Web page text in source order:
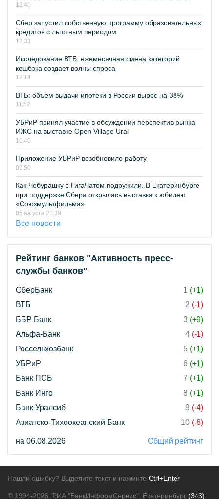
12:40
Сбер запустил собственную программу образовательных
кредитов с льготным периодом
12:33
Исследование ВТБ: ежемесячная смена категорий
кешбэка создает волны спроса
12:14
ВТБ: объем выдачи ипотеки в России вырос на 38%
11:52
УБРиР принял участие в обсуждении перспектив рынка
ИЖС на выставке Open Village Ural
10:40
Приложение УБРиР возобновило работу
09:50
Как Чебурашку с ГигаЧатом подружили. В Екатеринбурге
при поддержке Сбера открылась выставка к юбилею
«Союзмультфильма»
05 августа 21:39
Все новости
Рейтинг банков "Активность пресс-
службы банков"
СберБанк 1 (+1)
ВТБ
2 (-1)
ББР Банк
3 (+9)
Альфа-Банк
4 (-1)
Россельхозбанк
5 (+1)
УБРиР
6 (+1)
Банк ПСБ
7 (+1)
Банк Инго
8 (+1)
Банк Уралсиб
9 (-4)
Азиатско-Тихоокеанский Банк
10 (-6)
на 06.08.2026 Общий рейтинг
Нашли ошибку? Выделите текст и нажмите Ctrl+Enter
© 1994-2026. РИА "БанкИнформСервис". Екатеринбург (343)